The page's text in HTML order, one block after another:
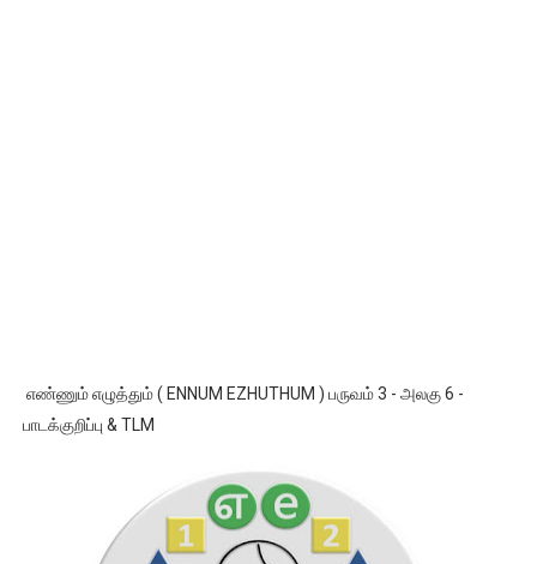
எண்ணும் எழுத்தும் ( ENNUM EZHUTHUM ) பருவம் 3 - அலகு 6 -
பாடக்குறிப்பு & TLM